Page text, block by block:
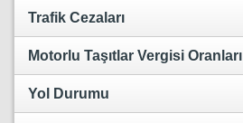
Trafik Cezaları
Motorlu Taşıtlar Vergisi Oranları
Yol Durumu